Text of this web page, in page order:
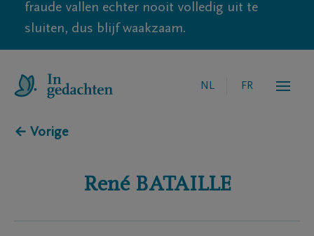
fraude vallen echter nooit volledig uit te
sluiten, dus blijf waakzaam.
NL FR
← Vorige
René BATAILLE